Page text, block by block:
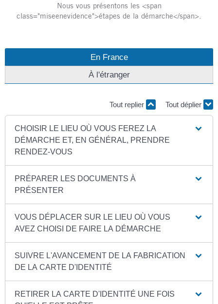
Nous vous présentons les <span
class="miseenevidence">étapes de la démarche</span>.
En France
À l'étranger
Tout replier Tout déplier
CHOISIR LE LIEU OÙ VOUS FEREZ LA
DÉMARCHE ET, EN GÉNÉRAL, PRENDRE
RENDEZ-VOUS
PRÉPARER LES DOCUMENTS À
PRÉSENTER
VOUS DÉPLACER SUR LE LIEU OÙ VOUS
AVEZ CHOISI DE FAIRE LA DÉMARCHE
SUIVRE L'AVANCEMENT DE LA FABRICATION
DE LA CARTE D'IDENTITÉ
RETIRER LA CARTE D'IDENTITÉ UNE FOIS